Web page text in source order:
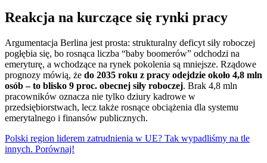
Reakcja na kurczące się rynki pracy
Argumentacja Berlina jest prosta: strukturalny deficyt siły roboczej
pogłębia się, bo rosnąca liczba “baby boomerów” odchodzi na
emeryturę, a wchodzące na rynek pokolenia są mniejsze. Rządowe
prognozy mówią, że do 2035 roku z pracy odejdzie około 4,8 mln
osób – to blisko 9 proc. obecnej siły roboczej. Brak 4,8 mln
pracowników oznacza nie tylko dziury kadrowe w
przedsiębiorstwach, lecz także rosnące obciążenia dla systemu
emerytalnego i finansów publicznych.
Polski region liderem zatrudnienia w UE? Tak wypadliśmy na tle
innych. Porównaj!